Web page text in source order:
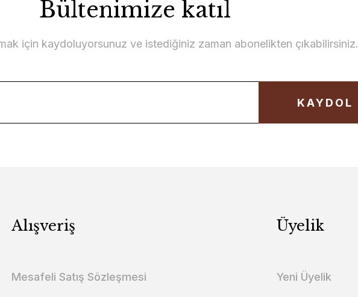
Bültenimize katıl
için kaydoluyorsunuz ve istediğiniz zaman abonelikten çıkabilirsiniz.
KAYDOL
Alışveriş
Mesafeli Satış Sözleşmesi
Üyelik
Yeni Üyelik